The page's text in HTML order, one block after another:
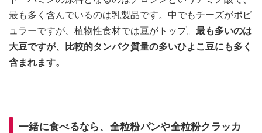
最も多く含んでいるのは乳製品です。中でもチーズがポピ
ュラーですが、植物性食材では豆がトップ。 最も多いのは
大豆ですが、比較的タンパク質量の多いひよこ豆にも多く
含まれます。
一緒に食べるなら、全粒粉パンや全粒粉クラッカ